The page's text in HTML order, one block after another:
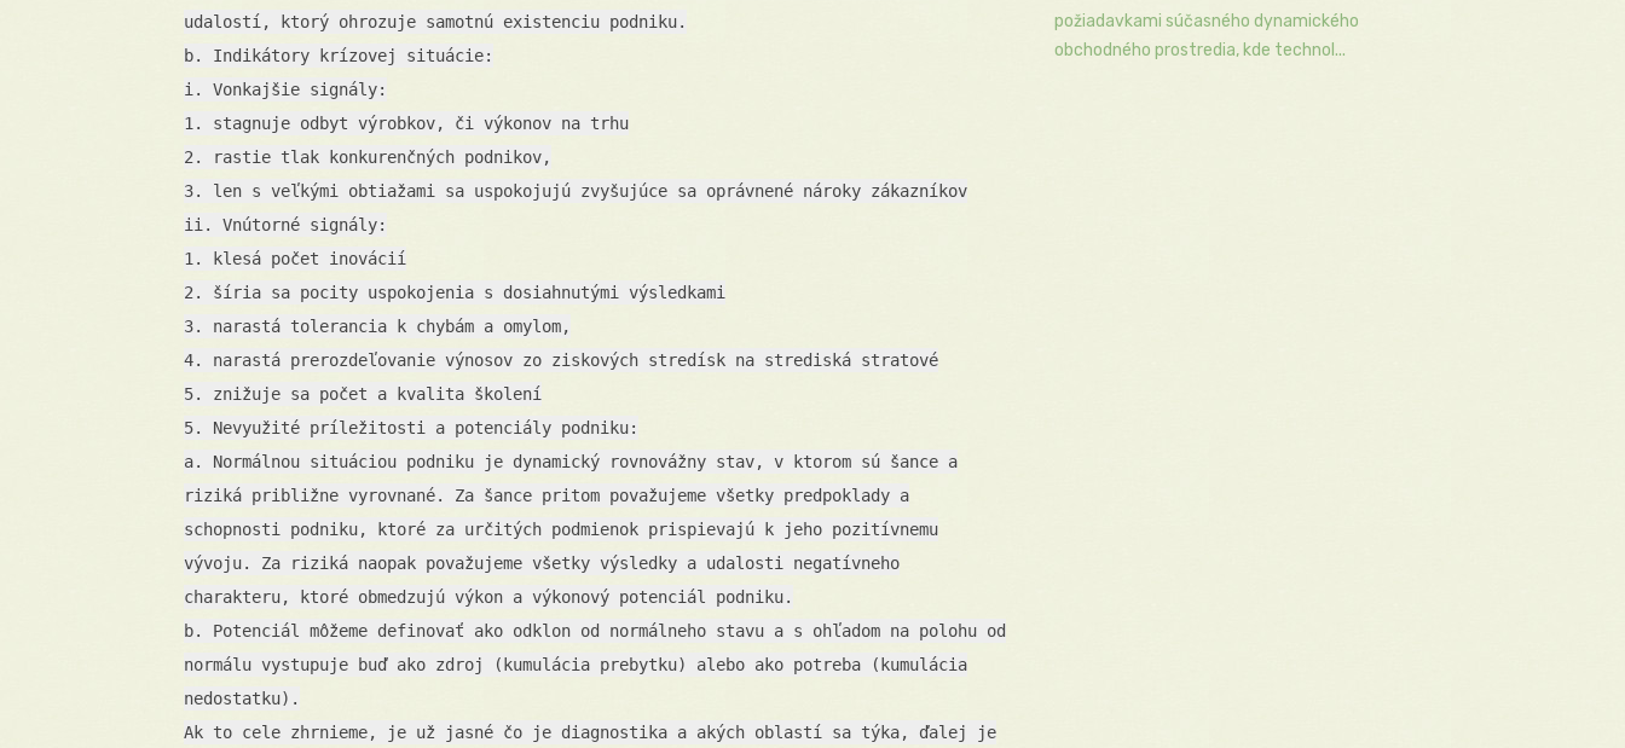
udalostí, ktorý ohrozuje samotnú existenciu podniku.
b. Indikátory krízovej situácie:
i. Vonkajšie signály:
1. stagnuje odbyt výrobkov, či výkonov na trhu
2. rastie tlak konkurenčných podnikov,
3. len s veľkými obtiažami sa uspokojujú zvyšujúce sa oprávnené nároky zákazníkov
ii. Vnútorné signály:
1. klesá počet inovácií
2. šíria sa pocity uspokojenia s dosiahnutými výsledkami
3. narastá tolerancia k chybám a omylom,
4. narastá prerozdeľovanie výnosov zo ziskových stredísk na strediská stratové
5. znižuje sa počet a kvalita školení
5. Nevyužité príležitosti a potenciály podniku:
a. Normálnou situáciou podniku je dynamický rovnovážny stav, v ktorom sú šance a
riziká približne vyrovnané. Za šance pritom považujeme všetky predpoklady a
schopnosti podniku, ktoré za určitých podmienok prispievajú k jeho pozitívnemu
vývoju. Za riziká naopak považujeme všetky výsledky a udalosti negatívneho
charakteru, ktoré obmedzujú výkon a výkonový potenciál podniku.
b. Potenciál môžeme definovať ako odklon od normálneho stavu a s ohľadom na polohu od
normálu vystupuje buď ako zdroj (kumulácia prebytku) alebo ako potreba (kumulácia
nedostatku).
Ak to cele zhrnieme, je už jasné čo je diagnostika a akých oblastí sa týka, ďalej je
požiadavkami súčasného dynamického
obchodného prostredia, kde technol...